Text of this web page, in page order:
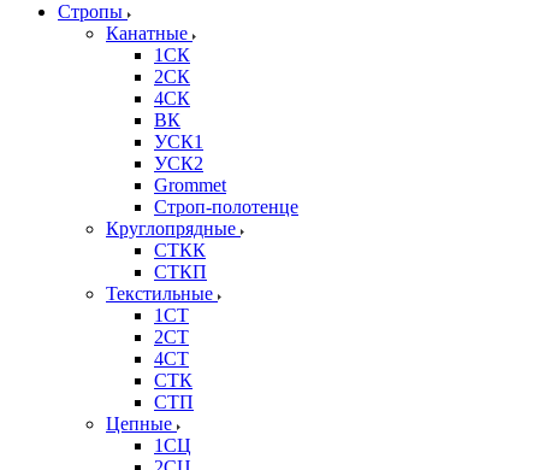
Стропы
Канатные
1СК
2СК
4СК
ВК
УСК1
УСК2
Grommet
Строп-полотенце
Круглопрядные
СТКК
СТКП
Текстильные
1СТ
2СТ
4СТ
СТК
СТП
Цепные
1СЦ